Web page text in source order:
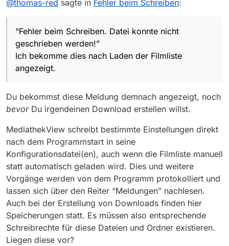
angezeigt. Filme können angesehen, aber nicht
beschreibbar.” Was ist der Grund?
@thomas-red sagte in Fehler beim Schreiben:
“Fehler beim Schreiben. Datei konnte nicht
geschrieben werden!”
Ich bekomme dies nach Laden der Filmliste
angezeigt.
Du bekommst diese Meldung demnach angezeigt, noch
bevorDu irgendeinen Download erstellen willst.
MediathekView schreibt bestimmte Einstellungen direkt
nach dem Programmstart in seine
Konfigurationsdatei(en), auch wenn die Filmliste manuell
statt automatisch geladen wird. Dies und weitere
Vorgänge werden von dem Programm protokolliert und
lassen sich über den Reiter “Meldungen” nachlesen.
Auch bei der Erstellung von Downloads finden hier
Speicherungen statt. Es müssen also entsprechende
Schreibrechte für diese Dateien und Ordner existieren.
Liegen diese vor?